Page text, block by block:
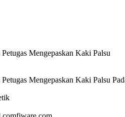
Mengepaskan Kaki Palsu
Mengepaskan Kaki Palsu